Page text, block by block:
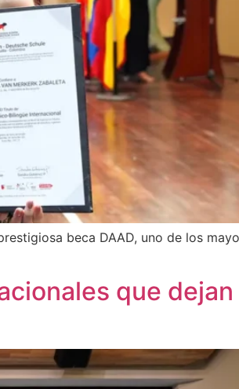
beca DAAD, uno de los
que dejan